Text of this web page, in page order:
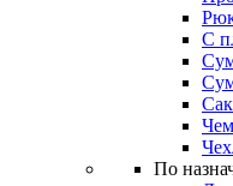
С
По